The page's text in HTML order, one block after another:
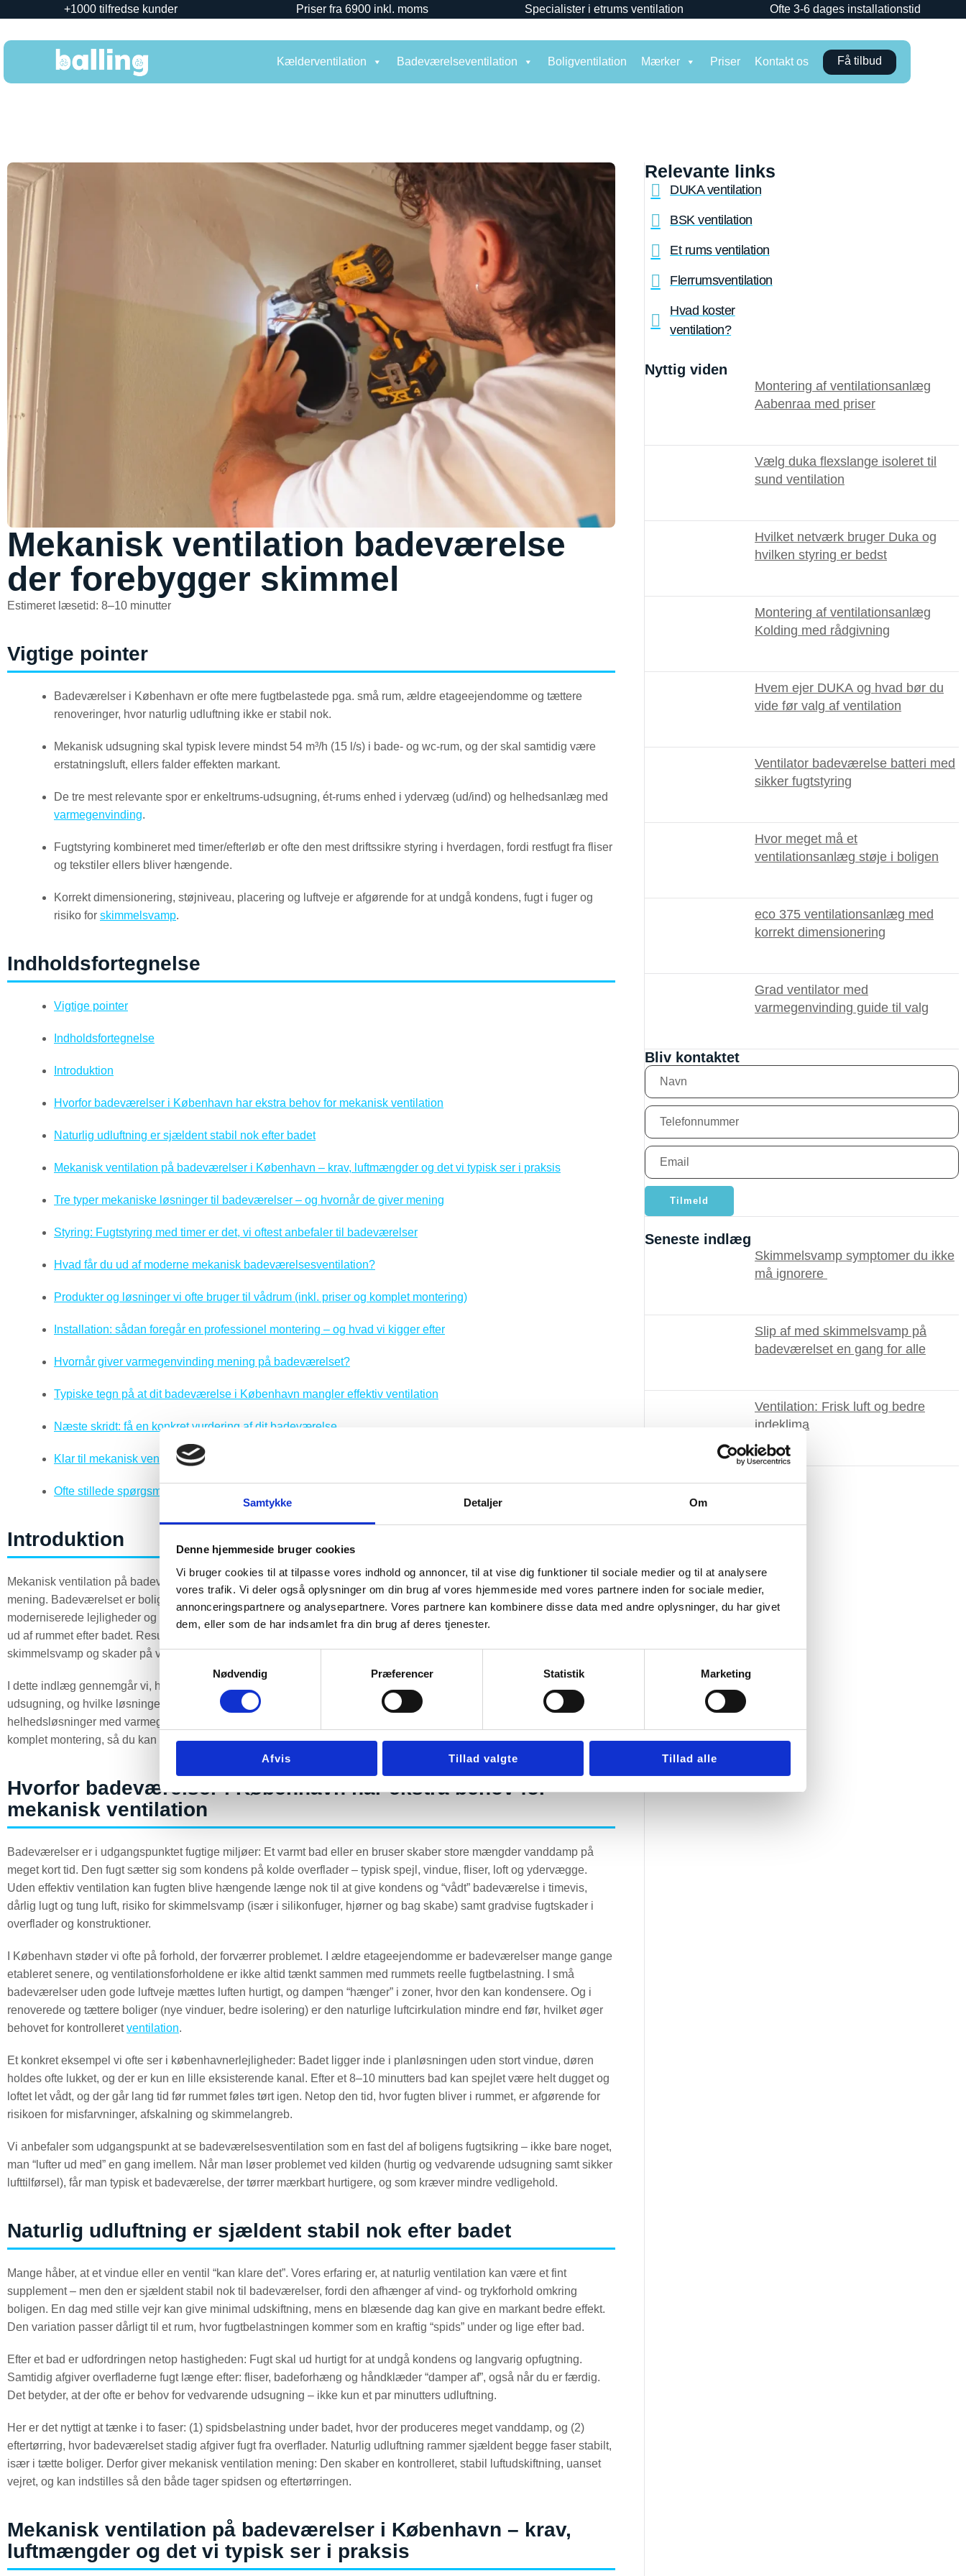
Samtykke Detaljer Om
Denne hjemmeside bruger cookies
Vi bruger cookies til at tilpasse vores indhold og annoncer, til at vise dig funktioner til sociale medier og til at analysere
vores trafik. Vi deler også oplysninger om din brug af vores hjemmeside med vores partnere inden for sociale medier,
annonceringspartnere og analysepartnere. Vores partnere kan kombinere disse data med andre oplysninger, du har givet
dem, eller som de har indsamlet fra din brug af deres tjenester.
Samtykkevalg
Nødvendig
Præferencer Statistik Marketing
Afvis Tillad valgte Tillad alle
+1000 tilfredse kunder Priser fra 6900 inkl. moms Specialister i etrums ventilation Ofte 3-6 dages installationstid
Kælderventilation Badeværelseventilation Boligventilation Mærker Priser Kontakt os Få tilbud
Mekanisk ventilation badeværelse
der forebygger skimmel
Estimeret læsetid: 8–10 minutter
Vigtige pointer
Badeværelser i København er ofte mere fugtbelastede pga. små rum, ældre etageejendomme og tættere
renoveringer, hvor naturlig udluftning ikke er stabil nok.
Mekanisk udsugning skal typisk levere mindst 54 m³/h (15 l/s) i bade- og wc-rum, og der skal samtidig være
erstatningsluft, ellers falder effekten markant.
De tre mest relevante spor er enkeltrums-udsugning, ét-rums enhed i ydervæg (ud/ind) og helhedsanlæg med
varmegenvinding.
Fugtstyring kombineret med timer/efterløb er ofte den mest driftssikre styring i hverdagen, fordi restfugt fra fliser
og tekstiler ellers bliver hængende.
Korrekt dimensionering, støjniveau, placering og luftveje er afgørende for at undgå kondens, fugt i fuger og
risiko for skimmelsvamp.
Indholdsfortegnelse
Vigtige pointer
Indholdsfortegnelse
Introduktion
Hvorfor badeværelser i København har ekstra behov for mekanisk ventilation
Naturlig udluftning er sjældent stabil nok efter badet
Mekanisk ventilation på badeværelser i København – krav, luftmængder og det vi typisk ser i praksis
Tre typer mekaniske løsninger til badeværelser – og hvornår de giver mening
Styring: Fugtstyring med timer er det, vi oftest anbefaler til badeværelser
Hvad får du ud af moderne mekanisk badeværelsesventilation?
Produkter og løsninger vi ofte bruger til vådrum (inkl. priser og komplet montering)
Installation: sådan foregår en professionel montering – og hvad vi kigger efter
Hvornår giver varmegenvinding mening på badeværelset?
Typiske tegn på at dit badeværelse i København mangler effektiv ventilation
Næste skridt: få en konkret vurdering af dit badeværelse
Klar til mekanisk ventilation på badeværelset i København?
Ofte stillede spørgsmål
Introduktion
Mekanisk ventilation på badeværelser i København er noget af det, vi oftest bliver kontaktet om – og det giver god
mening. Badeværelset er boligens mest fugtbelastede rum, og i mange københavnske boliger (ældre etageejendomme,
moderniserede lejligheder og tættere renoverede rækkehuse) ser vi, at fugten ganske enkelt ikke kan komme hurtigt nok
ud af rummet efter badet. Resultatet er kondens på spejle og ruder, fugt i fuger, afskallet maling – og i værste fald
skimmelsvamp og skader på vægge, lofter og fliser.
I dette indlæg gennemgår vi, hvorfor naturlig udluftning ofte ikke er nok i København, hvilke krav der gælder for
udsugning, og hvilke løsninger vi typisk anbefaler – fra enkel mekanisk udsugning til moderne ét-rums enheder og
helhedsløsninger med varmegenvinding. Undervejs giver vi også konkrete produktmuligheder med priser inkl. moms og
komplet montering, så du kan tage næste skridt på et oplyst grundlag.
Hvorfor badeværelser i København har ekstra behov for
mekanisk ventilation
Badeværelser er i udgangspunktet fugtige miljøer: Et varmt bad eller en bruser skaber store mængder vanddamp på
meget kort tid. Den fugt sætter sig som kondens på kolde overflader – typisk spejl, vindue, fliser, loft og ydervægge.
Uden effektiv ventilation kan fugten blive hængende længe nok til at give kondens og “vådt” badeværelse i timevis,
dårlig lugt og tung luft, risiko for skimmelsvamp (især i silikonfuger, hjørner og bag skabe) samt gradvise fugtskader i
overflader og konstruktioner.
I København støder vi ofte på forhold, der forværrer problemet. I ældre etageejendomme er badeværelser mange gange
etableret senere, og ventilationsforholdene er ikke altid tænkt sammen med rummets reelle fugtbelastning. I små
badeværelser uden gode luftveje mættes luften hurtigt, og dampen “hænger” i zoner, hvor den kan kondensere. Og i
renoverede og tættere boliger (nye vinduer, bedre isolering) er den naturlige luftcirkulation mindre end før, hvilket øger
behovet for kontrolleretventilation.
Et konkret eksempel vi ofte ser i københavnerlejligheder: Badet ligger inde i planløsningen uden stort vindue, døren
holdes ofte lukket, og der er kun en lille eksisterende kanal. Efter et 8–10 minutters bad kan spejlet være helt dugget og
loftet let vådt, og der går lang tid før rummet føles tørt igen. Netop den tid, hvor fugten bliver i rummet, er afgørende for
risikoen for misfarvninger, afskalning og skimmelangreb.
Vi anbefaler som udgangspunkt at se badeværelsesventilation som en fast del af boligens fugtsikring – ikke bare noget,
man “lufter ud med” en gang imellem. Når man løser problemet ved kilden (hurtig og vedvarende udsugning samt sikker
lufttilførsel), får man typisk et badeværelse, der tørrer mærkbart hurtigere, og som kræver mindre vedligehold.
Naturlig udluftning er sjældent stabil nok efter badet
Mange håber, at et vindue eller en ventil “kan klare det”. Vores erfaring er, at naturlig ventilation kan være et fint
supplement – men den er sjældent stabil nok til badeværelser, fordi den afhænger af vind- og trykforhold omkring
boligen. En dag med stille vejr kan give minimal udskiftning, mens en blæsende dag kan give en markant bedre effekt.
Den variation passer dårligt til et rum, hvor fugtbelastningen kommer som en kraftig “spids” under og lige efter bad.
Efter et bad er udfordringen netop hastigheden: Fugt skal ud hurtigt for at undgå kondens og langvarig opfugtning.
Samtidig afgiver overfladerne fugt længe efter: fliser, badeforhæng og håndklæder “damper af”, også når du er færdig.
Det betyder, at der ofte er behov for vedvarende udsugning – ikke kun et par minutters udluftning.
Her er det nyttigt at tænke i to faser: (1) spidsbelastning under badet, hvor der produceres meget vanddamp, og (2)
eftertørring, hvor badeværelset stadig afgiver fugt fra overflader. Naturlig udluftning rammer sjældent begge faser stabilt,
især i tætte boliger. Derfor giver mekanisk ventilation mening: Den skaber en kontrolleret, stabil luftudskiftning, uanset
vejret, og kan indstilles så den både tager spidsen og eftertørringen.
Mekanisk ventilation på badeværelser i København – krav,
luftmængder og det vi typisk ser i praksis
Relevante links
DUKA ventilation
BSK ventilation
Et rums ventilation
Flerrumsventilation
Hvad koster
ventilation?
Nyttig viden
Montering af ventilationsanlæg
Aabenraa med priser
Vælg duka flexslange isoleret til
sund ventilation
Hvilket netværk bruger Duka og
hvilken styring er bedst
Montering af ventilationsanlæg
Kolding med rådgivning
Hvem ejer DUKA og hvad bør du
vide før valg af ventilation
Ventilator badeværelse batteri med
sikker fugtstyring
Hvor meget må et
ventilationsanlæg støje i boligen
eco 375 ventilationsanlæg med
korrekt dimensionering
Grad ventilator med
varmegenvinding guide til valg
Bliv kontaktet
Tilmeld
Seneste indlæg
Skimmelsvamp symptomer du ikke
må ignorere ​
Slip af med skimmelsvamp på
badeværelset en gang for alle
Ventilation: Frisk luft og bedre
indeklima